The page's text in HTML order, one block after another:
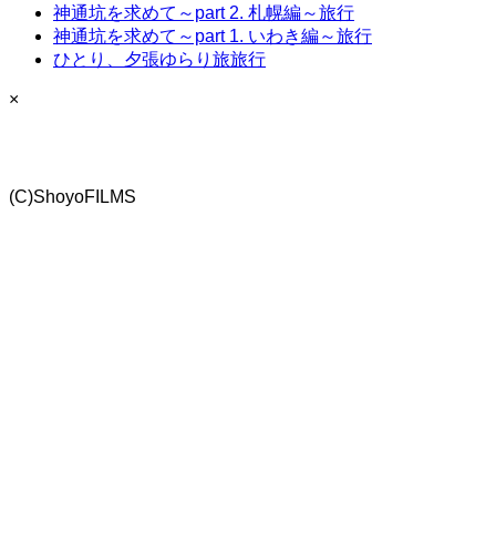
神通坑を求めて～part 2. 札幌編～旅行
神通坑を求めて～part 1. いわき編～旅行
ひとり、夕張ゆらり旅旅行
×
(C)ShoyoFILMS